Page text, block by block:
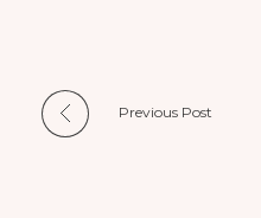
Previous Post